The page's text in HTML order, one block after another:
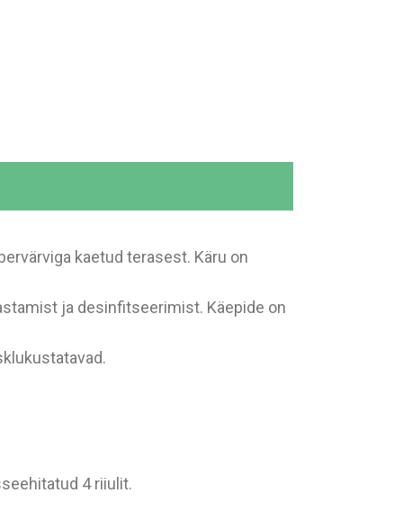
kaetud terasest. Käru on
ja desinfitseerimist. Käepide on
4 riiulit.